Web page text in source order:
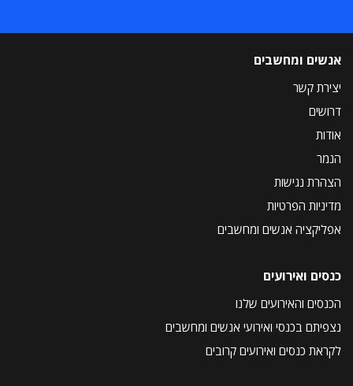
אנשים ומחשבים
יצירת קשר
דרושים
אודות
הנמר
הצהרת נגישות
מדיניות הפרטיות
אפליקציה אנשים ומחשבים
כנסים ואירועים
הכנסים והאירועים שלנו
נצפיתם בכנסי ואירועי אנשים ומחשבים
לקראת כנסים ואירועים קרובים